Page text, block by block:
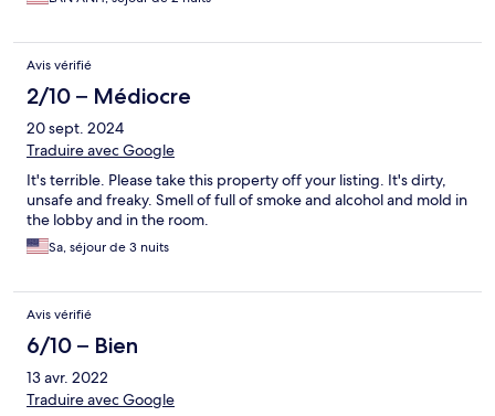
Avis vérifié
2/10 – Médiocre
20 sept. 2024
Traduire avec Google
It's terrible. Please take this property off your listing. It's dirty,
unsafe and freaky. Smell of full of smoke and alcohol and mold in
the lobby and in the room.
Sa, séjour de 3 nuits
Avis vérifié
6/10 – Bien
13 avr. 2022
Traduire avec Google